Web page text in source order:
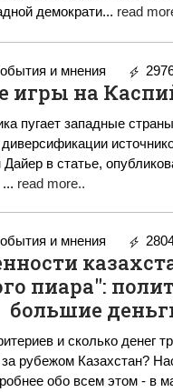
демократи... read
и мнения
игры на
пугает западные
в статье,
... read more..
и мнения
пиара":
большие
и сколько денег
рубежом Казахстан?
обо всем этом - в